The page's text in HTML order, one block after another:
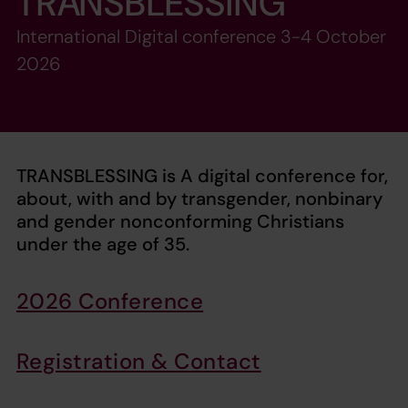
International Digital conference 3-4 October
2026
TRANSBLESSING is A digital conference for,
about, with and by transgender, nonbinary
and gender nonconforming Christians
under the age of 35.
2026 Conference
Registration & Contact